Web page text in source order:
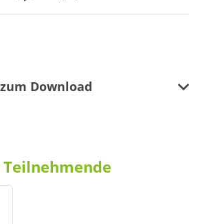
Download